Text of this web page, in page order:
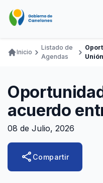
contenido
Navegación
Ingresar
Llamados Laborales
Adquisiciones
Teléfonos
Ruta
navegación
Inicio
Listado de
Agendas
acuerdo
Europea y
08 de Julio, 2026
share Compartir